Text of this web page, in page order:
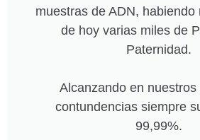
muestras de ADN, habiendo
de hoy varias miles de
Paternidad.
Alcanzando en nuestros
contundencias siempre
99,99%.